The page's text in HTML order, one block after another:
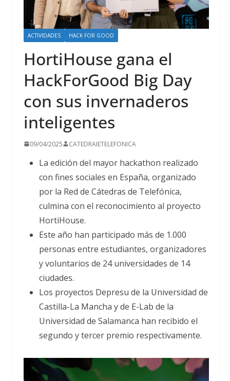
ACTIVIDADES HACK FOR GOOD
HortiHouse gana el
HackForGood Big Day
con sus invernaderos
inteligentes
09/04/2025 CATEDRAIETELEFONICA
La edición del mayor hackathon realizado
con fines sociales en España, organizado
por la Red de Cátedras de Telefónica,
culmina con el reconocimiento al proyecto
HortiHouse.
Este año han participado más de 1.000
personas entre estudiantes, organizadores
y voluntarios de 24 universidades de 14
ciudades.
Los proyectos Depresu de la Universidad de
Castilla-La Mancha y de E-Lab de la
Universidad de Salamanca han recibido el
segundo y tercer premio respectivamente.